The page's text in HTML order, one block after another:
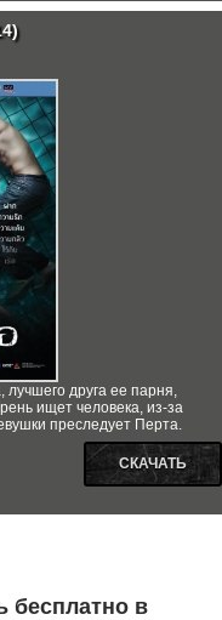
лучшего друга ее парня,
ищет человека, из-за
преследует Перта.
СКАЧАТЬ
бесплатно в